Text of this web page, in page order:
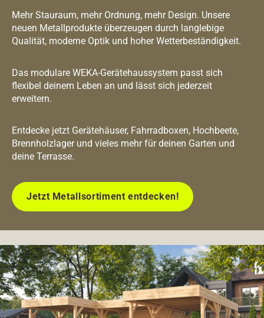
Mehr Stauraum, mehr Ordnung, mehr Design. Unsere
neuen Metallprodukte überzeugen durch langlebige
Qualität, moderne Optik und hoher Wetterbeständigkeit.
Das modulare WEKA-Gerätehaussystem passt sich
flexibel deinem Leben an und lässt sich jederzeit
erweitern.
Entdecke jetzt Gerätehäuser, Fahrradboxen, Hochbeete,
Brennholzlager und vieles mehr für deinen Garten und
deine Terrasse.
Jetzt Metallsortiment entdecken!